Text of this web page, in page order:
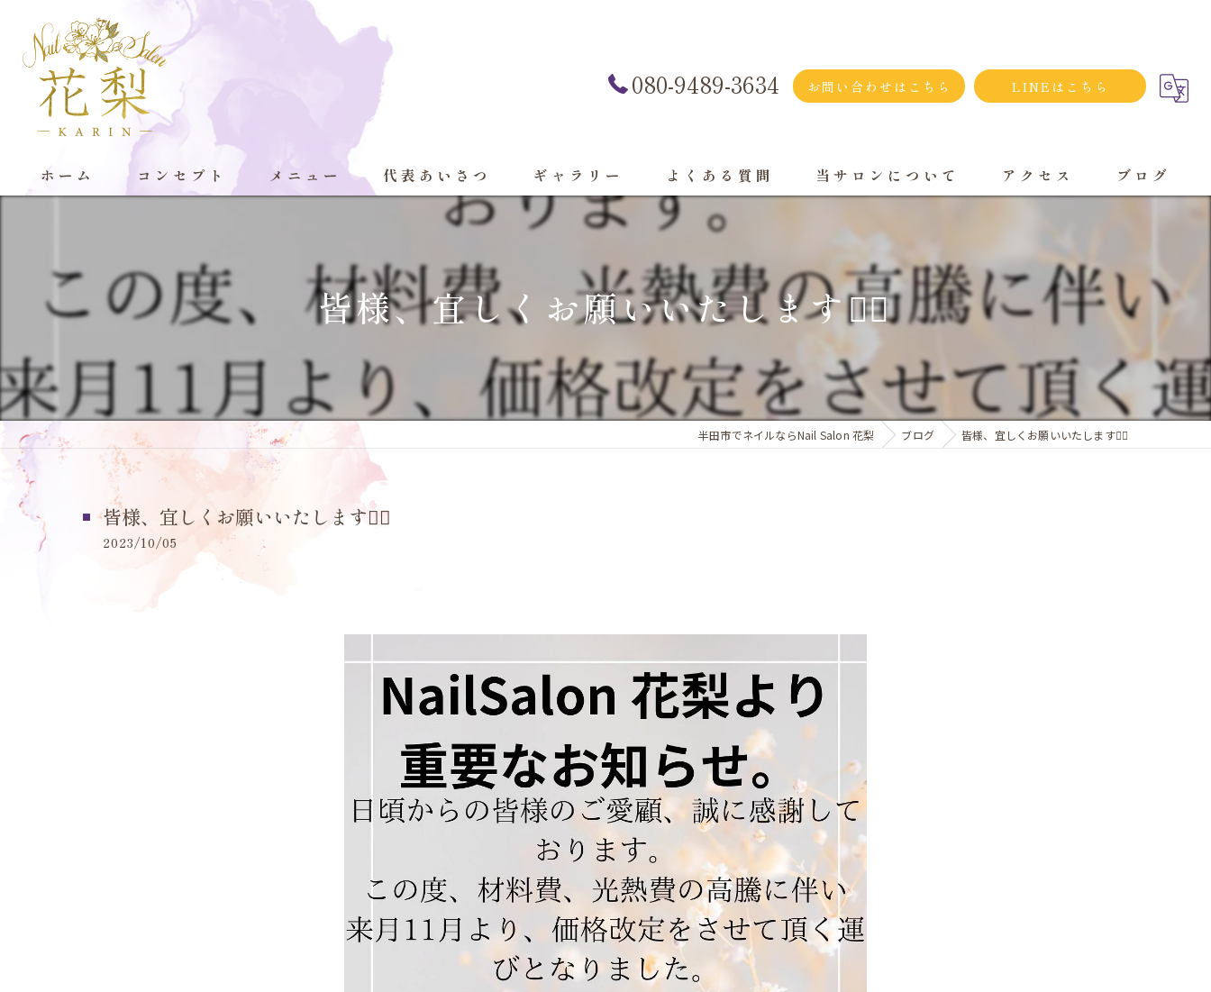
080-9489-3634 お問い合わせはこちら LINEはこちら
ホーム コンセプト メニュー 代表あいさつ ギャラリー よくある質問 当サロンについて
シンプルネイル
ダメージネイルケア
プライベートサロン
大人
持ち込み
アクセス ブログ
皆様、宜しくお願いいたします🙇‍♀️
半田市でネイルならNail Salon 花梨 ブログ 皆様、宜しくお願いいたします🙇‍♀️
皆様、宜しくお願いいたします🙇‍♀️
2023/10/05